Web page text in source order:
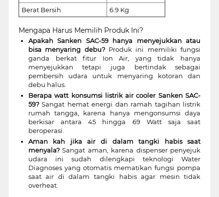
Berat Bersih
6.9 Kg
Mengapa Harus Memilih Produk Ini?
Apakah Sanken SAC-59 hanya menyejukkan atau
bisa menyaring debu?Produk ini memiliki fungsi
ganda berkat fitur Ion Air, yang tidak hanya
menyejukkan tetapi juga bertindak sebagai
pembersih udara untuk menyaring kotoran dan
debu halus.
Berapa watt konsumsi listrik air cooler Sanken SAC-
59?Sangat hemat energi dan ramah tagihan listrik
rumah tangga, karena hanya mengonsumsi daya
berkisar antara 45 hingga 69 Watt saja saat
beroperasi.
Aman kah jika air di dalam tangki habis saat
menyala?Sangat aman, karena dispenser penyejuk
udara ini sudah dilengkapi teknologi Water
Diagnoses yang otomatis mematikan fungsi pompa
saat air di dalam tangki habis agar mesin tidak
overheat.